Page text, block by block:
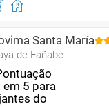
Santa María
de Fañabé